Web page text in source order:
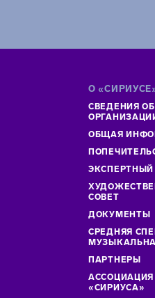
О
СВЕДЕНИЯ
ОБЩАЯ
ЭКСПЕРТНЫЙ
СОВЕТ
ДОКУМЕНТЫ
СРЕДНЯЯ
ПАРТНЕРЫ
«СИРИУСА»